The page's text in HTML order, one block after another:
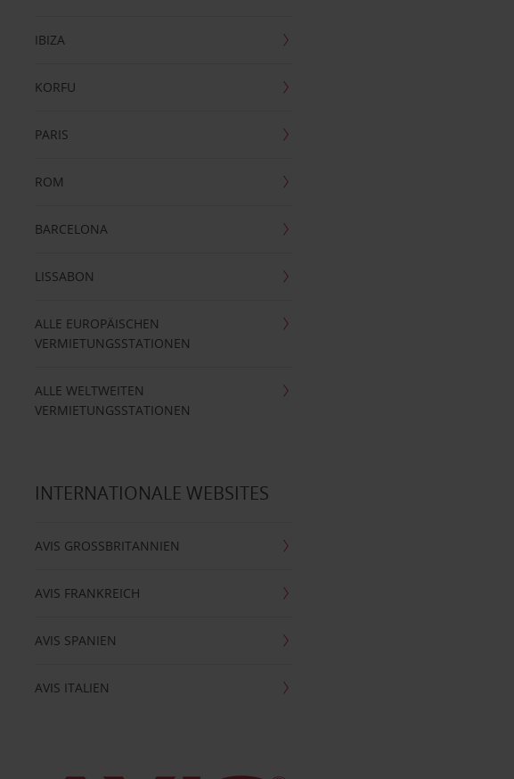
IBIZA
KORFU
PARIS
ROM
BARCELONA
LISSABON
ALLE EUROPÄISCHEN
VERMIETUNGSSTATIONEN
ALLE WELTWEITEN
VERMIETUNGSSTATIONEN
INTERNATIONALE WEBSITES
AVIS GROSSBRITANNIEN
AVIS FRANKREICH
AVIS SPANIEN
AVIS ITALIEN